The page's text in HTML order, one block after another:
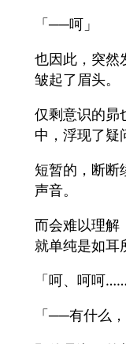
「──呵」
也因此，突然
皱起了眉头。
仅剩意识的昴
中，浮现了疑
短暂的，断断
声音。
而会难以理解
就单纯是如耳
「呵、呵呵
「──有什么